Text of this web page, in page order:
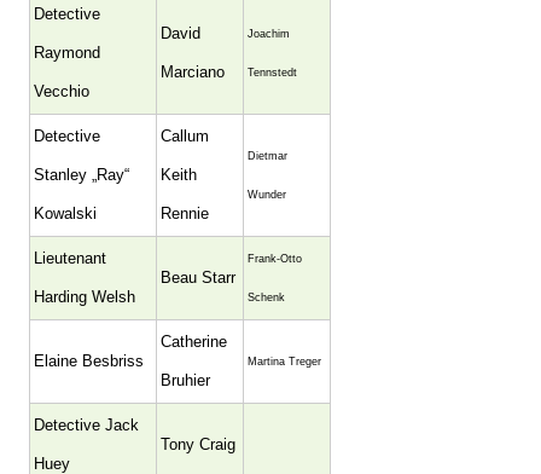
Detective
Raymond
Vecchio
David
Marciano
Joachim
Tennstedt
Detective
Stanley „Ray“
Kowalski
Callum
Keith
Rennie
Dietmar
Wunder
Lieutenant
Harding Welsh
Beau Starr
Frank-Otto
Schenk
Elaine Besbriss
Catherine
Bruhier
Martina Treger
Detective Jack
Huey
Tony Craig